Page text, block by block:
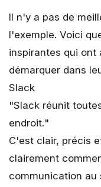
Il n'y a pas de
l'exemple. Voici
inspirantes qui ont
démarquer dans
Slack
"Slack réunit
endroit."
C'est clair, précis
clairement
communication au